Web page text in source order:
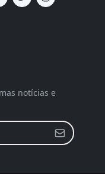
notícias e